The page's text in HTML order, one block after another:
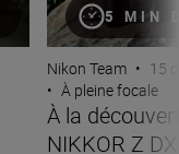
5 MIN
Nikon Team • 15
• À pleine focale
À la
NIKKOR Z